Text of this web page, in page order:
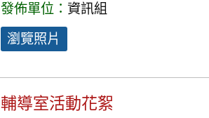
發佈單位： 資訊組
瀏覽照片
輔導室活動花絮